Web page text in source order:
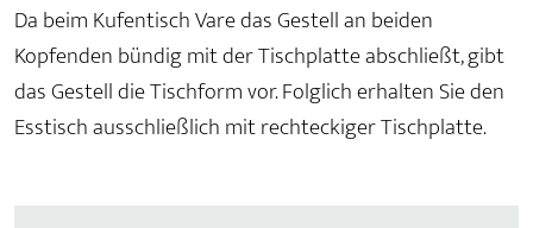
Da beim Kufentisch Vare das Gestell an beiden
Kopfenden bündig mit der Tischplatte abschließt, gibt
das Gestell die Tischform vor. Folglich erhalten Sie den
Esstisch ausschließlich mit rechteckiger Tischplatte.